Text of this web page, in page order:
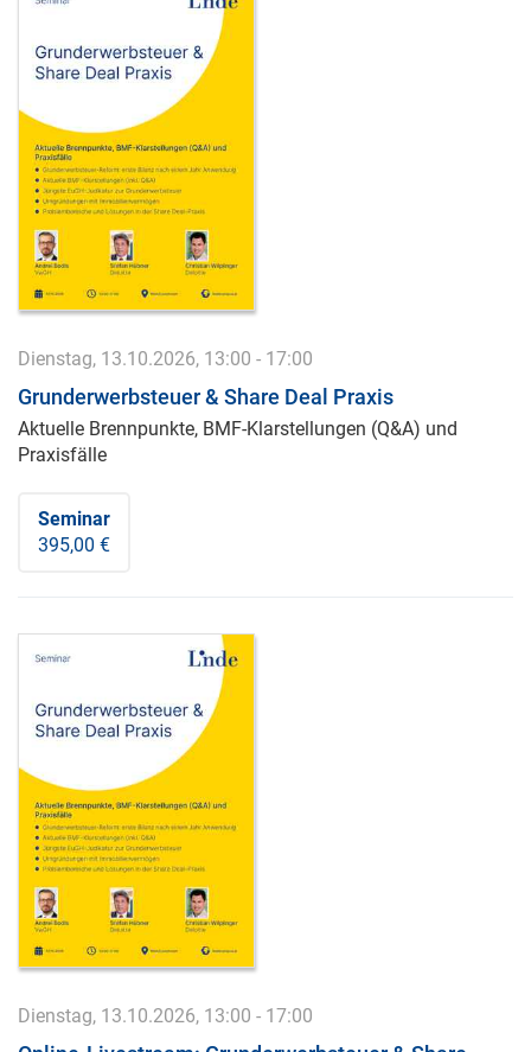
Dienstag, 13.10.2026, 13:00 - 17:00
Grunderwerbsteuer & Share Deal Praxis
Aktuelle Brennpunkte, BMF-Klarstellungen (Q&A) und
Praxisfälle
Seminar
395,00 €
Dienstag, 13.10.2026, 13:00 - 17:00